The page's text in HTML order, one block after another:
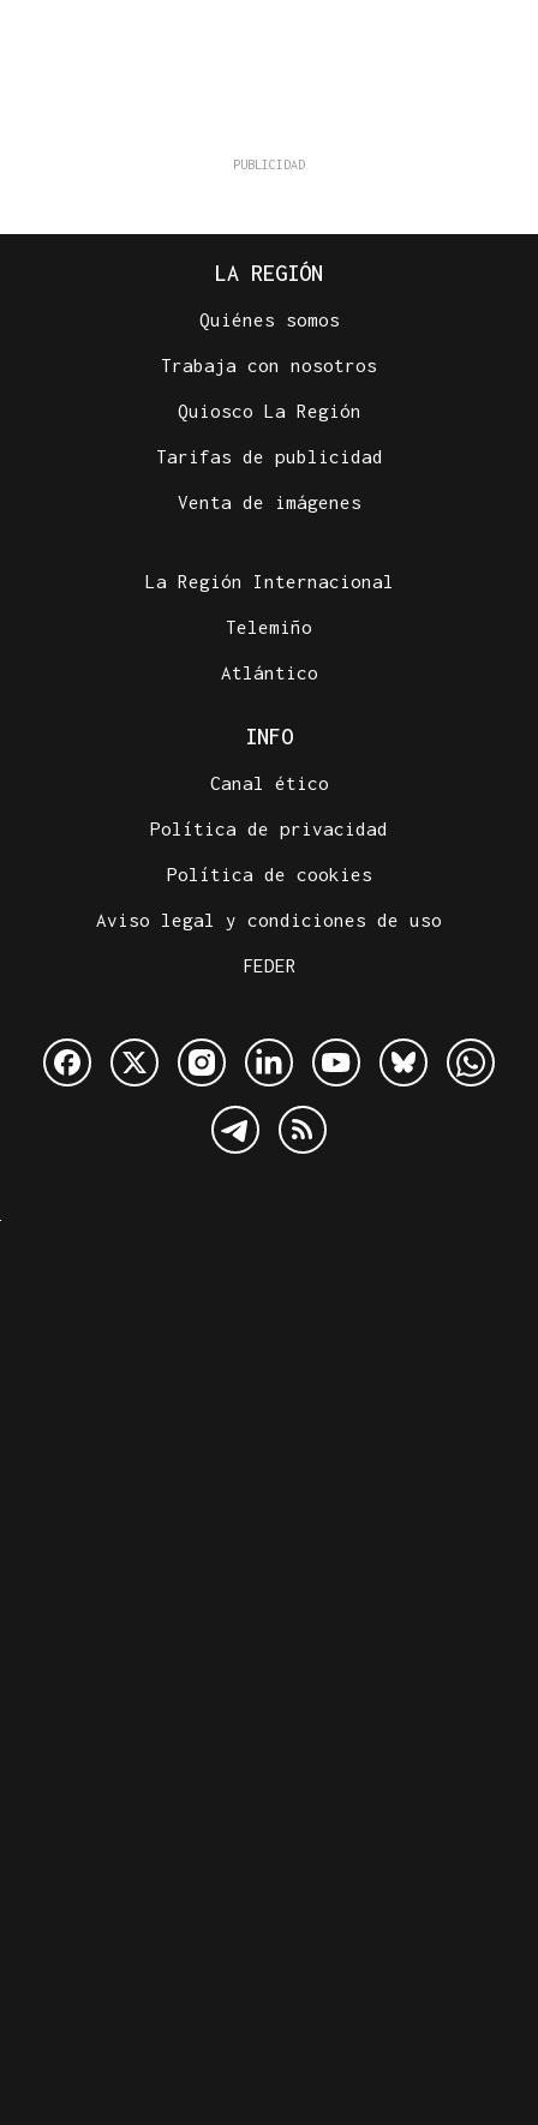
LA REGIÓN
Quiénes somos
Trabaja con nosotros
Quiosco La Región
Tarifas de publicidad
Venta de imágenes
La Región Internacional
Telemiño
Atlántico
INFO
Canal ético
Política de privacidad
Política de cookies
Aviso legal y condiciones de uso
FEDER